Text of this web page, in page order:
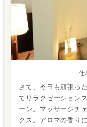
仕
さて、今日も頑張っ
てリラクゼーション
ーン。マッサージチ
クス。アロマの香り